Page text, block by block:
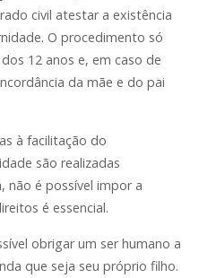
civil atestar a existência
O procedimento só
12 anos e, em caso de
da mãe e do pai
à facilitação do
são realizadas
não é possível impor a
é essencial.
obrigar um ser humano a
que seja seu próprio filho.